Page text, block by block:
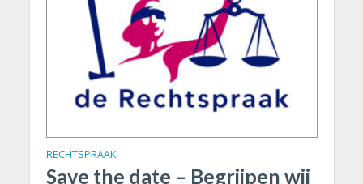
RECHTSPRAAK
Save the date – Begrijpen wij